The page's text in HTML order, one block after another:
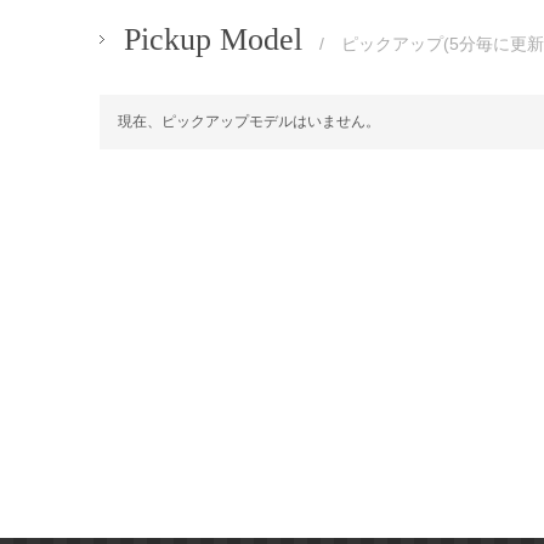
Pickup Model / ピックアップ(5分毎に更
現在、ピックアップモデルはいません。